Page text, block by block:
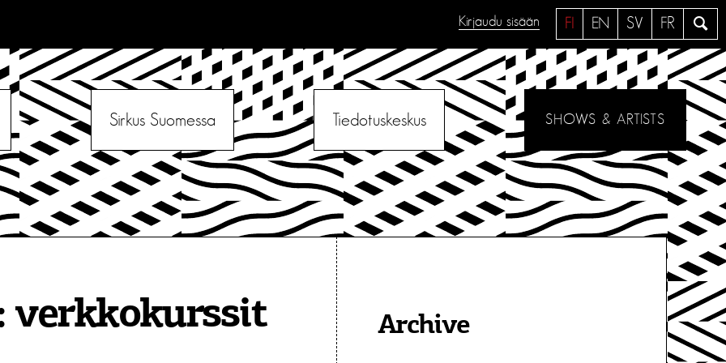
a
e
FI EN SV FR
Kirjaudu sisään
Sirkus Suomessa Tiedotuskeskus SHOWS & ARTISTS
verkkokurssit Archive